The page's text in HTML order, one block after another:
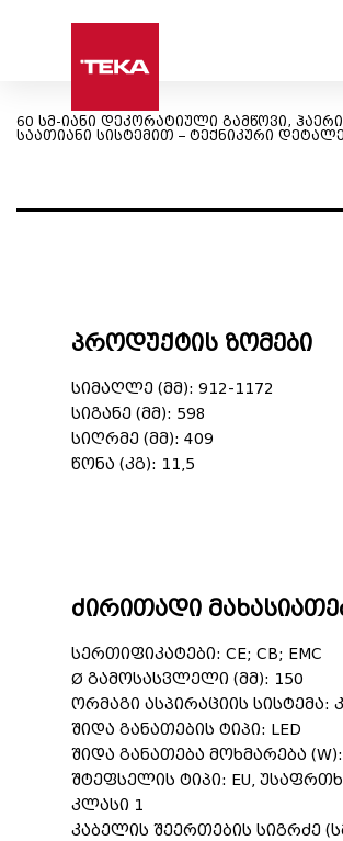
60 სმ-იანი დეკორატიული გამწოვი,
საათიანი სისტემით – ტექნიკური
პროდუქტის ზომები
სიმაღლე (მმ): 912-1172
სიგანე (მმ): 598
სიღრმე (მმ): 409
წონა (კგ): 11,5
ძირითადი
სერთიფიკატები: CE; CB; EMC
Ø გამოსასვლელი (მმ): 150
ორმაგი ასპირაციის სისტემა:
შიდა განათების ტიპი: LED
შიდა განათება მოხმარება
შტეფსელის ტიპი: EU,
კლასი 1
კაბელის შეერთების სიგრძე